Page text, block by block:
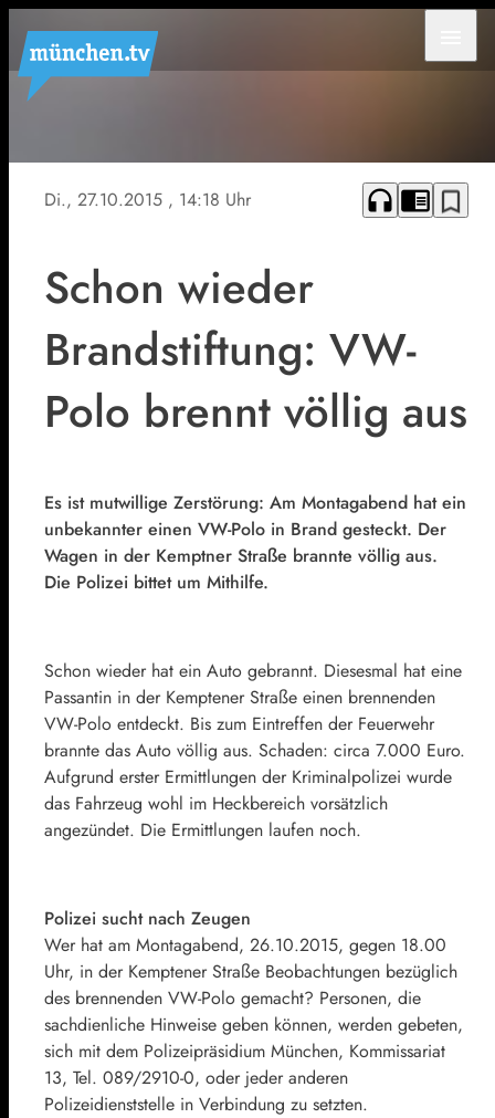
Symbolfoto
Di., 27.10.2015 , 14:18 Uhr headphones chrome_reader_mode bookmark_border
Schon wieder
Brandstiftung: VW-
Polo brennt völlig aus
Es ist mutwillige Zerstörung: Am Montagabend hat ein
unbekannter einen VW-Polo in Brand gesteckt. Der
Wagen in der Kemptner Straße brannte völlig aus.
Die Polizei bittet um Mithilfe.
Schon wieder hat ein Auto gebrannt. Diesesmal hat eine
Passantin in der Kemptener Straße einen brennenden
VW-Polo entdeckt. Bis zum Eintreffen der Feuerwehr
brannte das Auto völlig aus. Schaden: circa 7.000 Euro.
Aufgrund erster Ermittlungen der Kriminalpolizei wurde
das Fahrzeug wohl im Heckbereich vorsätzlich
angezündet. Die Ermittlungen laufen noch.
Polizei sucht nach Zeugen
Wer hat am Montagabend, 26.10.2015, gegen 18.00
Uhr, in der Kemptener Straße Beobachtungen bezüglich
des brennenden VW-Polo gemacht? Personen, die
sachdienliche Hinweise geben können, werden gebeten,
sich mit dem Polizeipräsidium München, Kommissariat
13, Tel. 089/2910-0, oder jeder anderen
Polizeidienststelle in Verbindung zu setzten.